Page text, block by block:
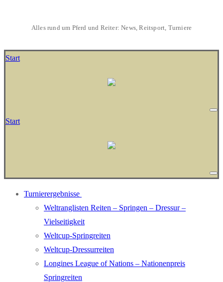
Alles rund um Pferd und Reiter: News, Reitsport, Turniere
Start
Start
Turnierergebnisse
Weltranglisten Reiten – Springen – Dressur –
Vielseitigkeit
Weltcup-Springreiten
Weltcup-Dressurreiten
Longines League of Nations – Nationenpreis
Springreiten